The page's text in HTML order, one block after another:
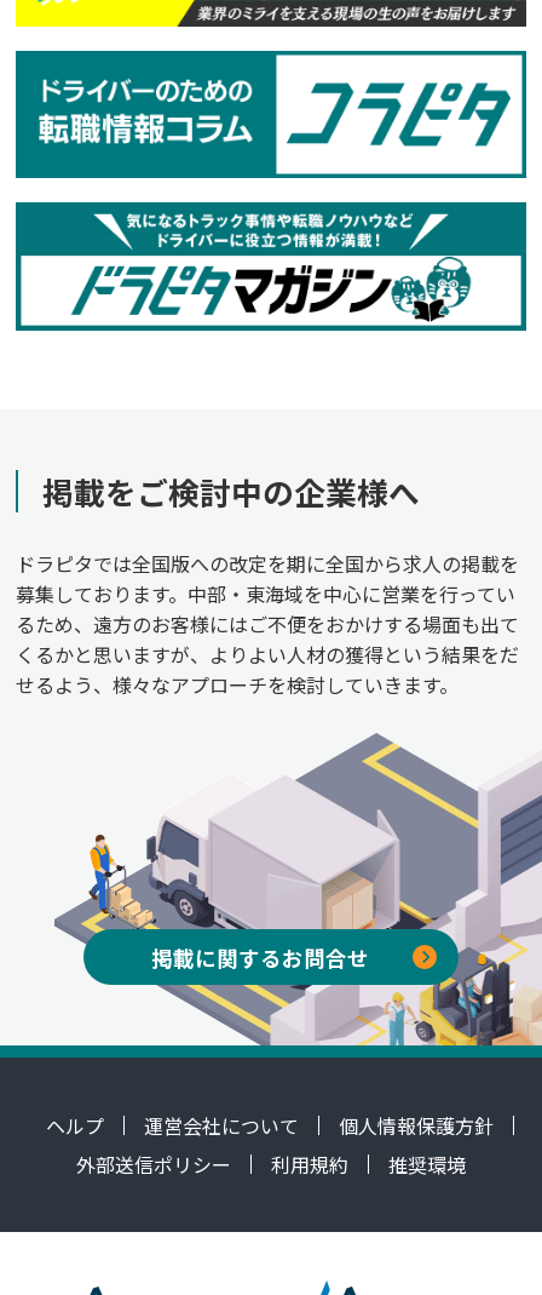
掲載をご検討中の企業様へ
ドラピタでは全国版への改定を期に全国から求人の掲載を
募集しております。中部・東海域を中心に営業を行ってい
るため、遠方のお客様にはご不便をおかけする場面も出て
くるかと思いますが、よりよい人材の獲得という結果をだ
せるよう、様々なアプローチを検討していきます。
掲載に関するお問合せ
ヘルプ 運営会社について
個人情報保護方針
外部送信ポリシー
利用規約 推奨環境